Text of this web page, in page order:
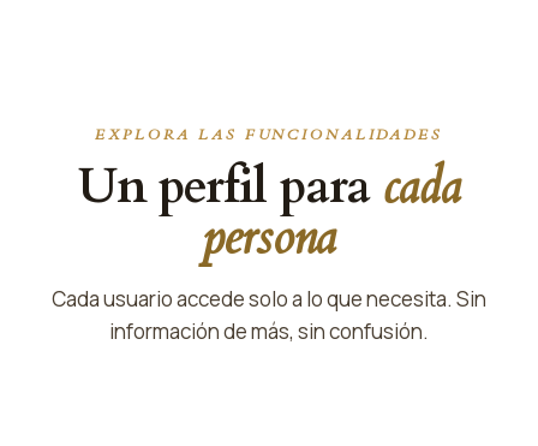
EXPLORA LAS FUNCIONALIDADES
Un perfil para cada
persona
Cada usuario accede solo a lo que necesita. Sin
información de más, sin confusión.